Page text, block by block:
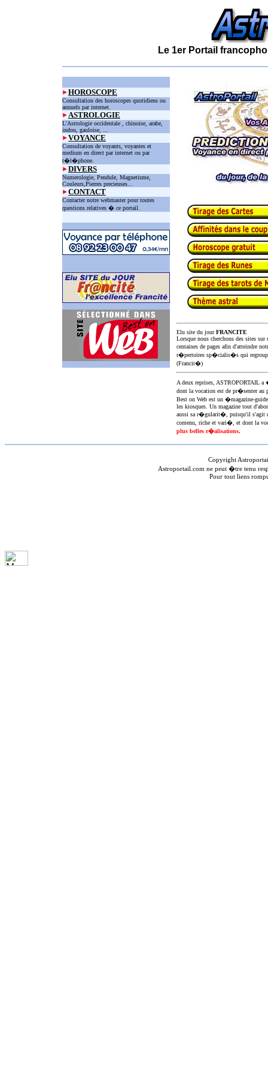
Le 1er Portail
HOROSCOPE
Consultation des horoscopes quotidiens ou
annuels par internet.
ASTROLOGIE
L'Astrologie occidentale , chinoise, arabe,
indou, gauloise, ...
VOYANCE
Consultation de voyants, voyantes et
medium en direct par internet ou par
t�l�phone.
DIVERS
Numerologie, Pendule, Magnetisme,
Couleurs,Pierres precieuses...
CONTACT
Contacter notre webmaster pour toutes
questions relatives � ce portail.
Elu site du jourFRANCITE
Lorsque nous cherchons des sites
centaines de pages afin d'atteindre
r�pertoires sp�cialis�s qui
(Francit�)
A deux reprises,
dont la vocation est de pr�senter au
Best on Web est un �magazine-
les kiosques. Un magazine tout
aussi sa r�gularit�, puisqu'il s'agit
contenu, riche et vari�, et dont la
plus belles r�alisations.
Copyright
Astroportail.com ne peut �tre tenu
Pour tout liens